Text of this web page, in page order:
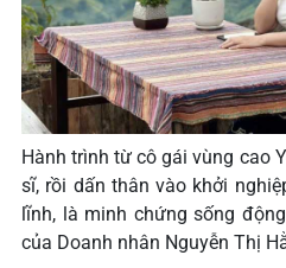
Hành trình từ cô gái vùng cao
sĩ, rồi dấn thân vào khởi
lĩnh, là minh chứng sống
của Doanh nhân Nguyễn Thị